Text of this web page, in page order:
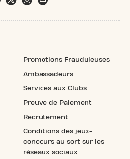
Promotions Frauduleuses
Ambassadeurs
Services aux Clubs
Preuve de Paiement
Recrutement
Conditions des jeux-
concours au sort sur les
réseaux sociaux